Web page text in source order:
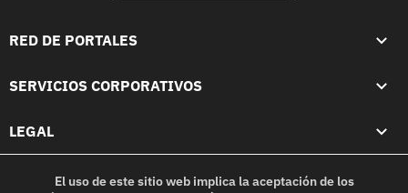
RED DE PORTALES
SERVICIOS CORPORATIVOS
LEGAL
El uso de este sitio web implica la aceptación de los